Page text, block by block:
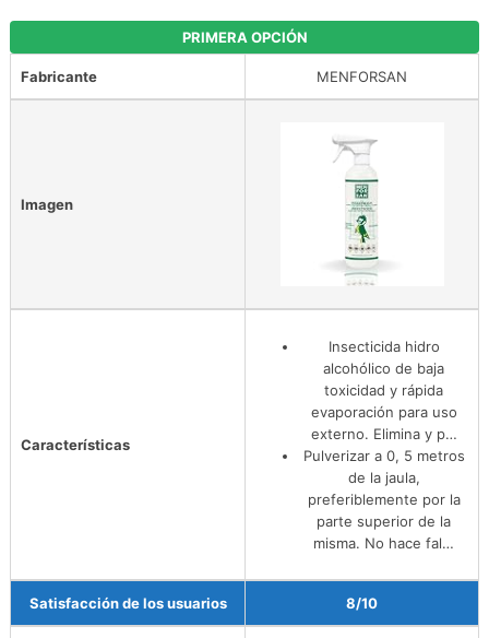
PRIMERA OPCIÓN
Fabricante MENFORSAN
Imagen
Características
Insecticida hidro
alcohólico de baja
toxicidad y rápida
evaporación para uso
externo. Elimina y p…
Pulverizar a 0, 5 metros
de la jaula,
preferiblemente por la
parte superior de la
misma. No hace fal…
Satisfacción de los usuarios 8/10